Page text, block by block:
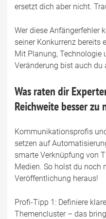
ersetzt dich aber nicht.
Wer diese Anfängerfehler
seiner Konkurrenz bereits
Mit Planung, Technologie
Veränderung bist auch du
Was raten dir
Reichweite besser zu
Kommunikationsprofis
setzen auf
smarte Verknüpfung von
Medien. So holst du noch
Veröffentlichung heraus!
Profi-Tipp 1: Definiere
Themencluster – das